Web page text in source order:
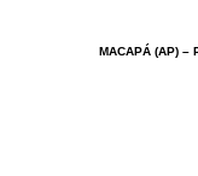
MACAPÁ (AP) –